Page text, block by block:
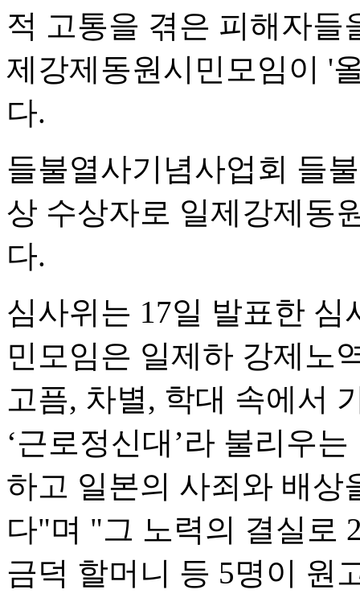
적 고통을 겪은 피해자들
제강제동원시민모임이 '
다.
들불열사기념사업회 들
상 수상자로 일제강제동
다.
심사위는 17일 발표한
민모임은 일제하 강제노
고픔, 차별, 학대 속에서
‘근로정신대’라 불리우
하고 일본의 사죄와 배상
다"며 "그 노력의 결실로
금덕 할머니 등 5명이 원